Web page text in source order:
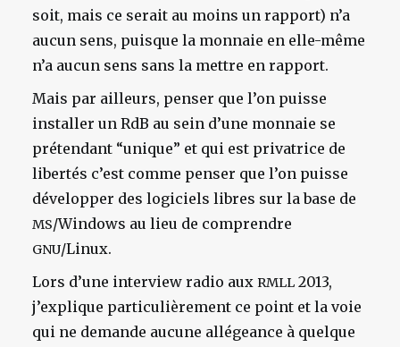
soit, mais ce serait au moins un rapport) n’a
aucun sens, puisque la monnaie en elle-même
n’a aucun sens sans la mettre en rapport.
Mais par ailleurs, penser que l’on puisse
installer un RdB au sein d’une monnaie se
prétendant “unique” et qui est privatrice de
libertés c’est comme penser que l’on puisse
développer des logiciels libres sur la base de
MS/Windows au lieu de comprendre
GNU/Linux.
Lors d’une interview radio aux RMLL 2013,
j’explique particulièrement ce point et la voie
qui ne demande aucune allégeance à quelque